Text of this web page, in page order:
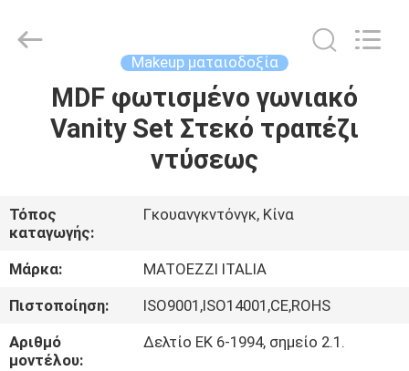
ΑΡΧΙΚΉ
ΣΕΛΊΔΑ
ΒΊΝΤΕΟ
ΕΜΦΆΝΙΣΗ
VR
Makeup ματαιοδοξία
MDF φωτισμένο γωνιακό
Vanity Set Στεκό τραπέζι
ντύσεως
Τόπος
καταγωγής:
Γκουανγκντόνγκ, Κίνα
Μάρκα:
MATOEZZI ITALIA
Πιστοποίηση:
ISO9001,ISO14001,CE,ROHS
Αριθμό
μοντέλου:
Δελτίο ΕΚ 6-1994, σημείο 2.1.